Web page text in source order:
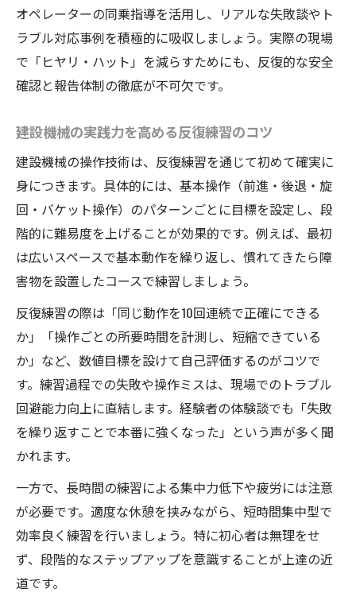
オペレーターの同乗指導を活用し、リアルな失敗談やト
ラブル対応事例を積極的に吸収しましょう。実際の現場
で「ヒヤリ・ハット」を減らすためにも、反復的な安全
確認と報告体制の徹底が不可欠です。
建設機械の実践力を高める反復練習のコツ
建設機械の操作技術は、反復練習を通じて初めて確実に
身につきます。具体的には、基本操作（前進・後退・旋
回・バケット操作）のパターンごとに目標を設定し、段
階的に難易度を上げることが効果的です。例えば、最初
は広いスペースで基本動作を繰り返し、慣れてきたら障
害物を設置したコースで練習しましょう。
反復練習の際は「同じ動作を10回連続で正確にできる
か」「操作ごとの所要時間を計測し、短縮できている
か」など、数値目標を設けて自己評価するのがコツで
す。練習過程での失敗や操作ミスは、現場でのトラブル
回避能力向上に直結します。経験者の体験談でも「失敗
を繰り返すことで本番に強くなった」という声が多く聞
かれます。
一方で、長時間の練習による集中力低下や疲労には注意
が必要です。適度な休憩を挟みながら、短時間集中型で
効率良く練習を行いましょう。特に初心者は無理をせ
ず、段階的なステップアップを意識することが上達の近
道です。